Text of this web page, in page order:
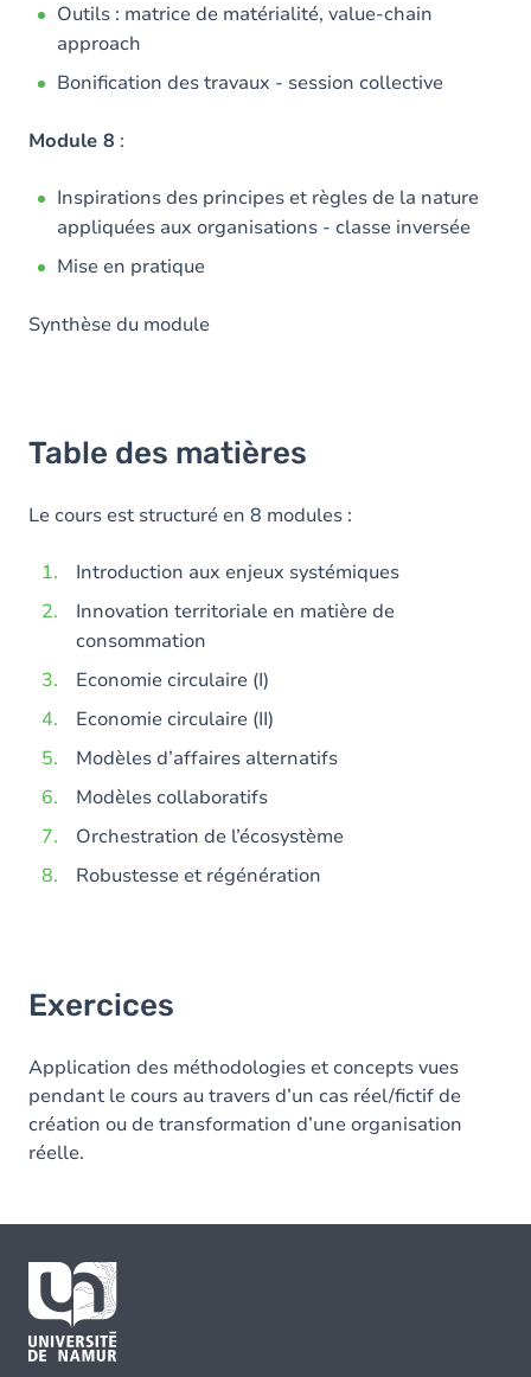
Outils : matrice de matérialité, value-chain
approach
Bonification des travaux - session collective
Module 8 :
Inspirations des principes et règles de la nature
appliquées aux organisations - classe inversée
Mise en pratique
Synthèse du module
Table des matières
Le cours est structuré en 8 modules :
Introduction aux enjeux systémiques
Innovation territoriale en matière de
consommation
Economie circulaire (I)
Economie circulaire (II)
Modèles d’affaires alternatifs
Modèles collaboratifs
Orchestration de l’écosystème
Robustesse et régénération
Exercices
Application des méthodologies et concepts vues
pendant le cours au travers d’un cas réel/fictif de
création ou de transformation d’une organisation
réelle.